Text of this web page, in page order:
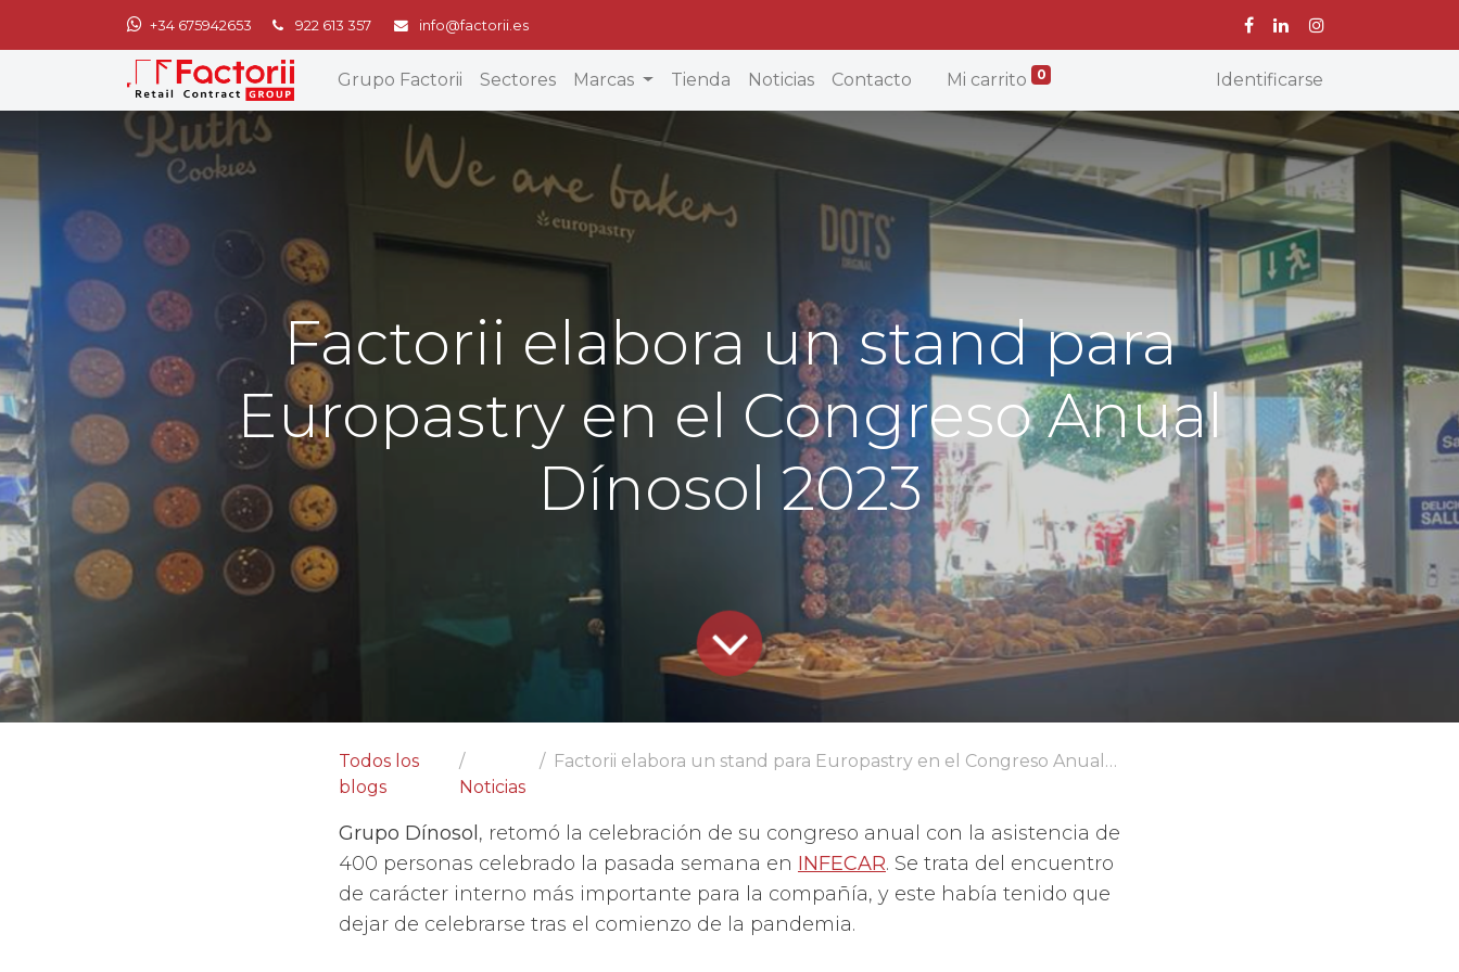
+34 675942653 922 613 357 info@factorii.es
Grupo Factorii Sectores Marcas Tienda Noticias Contacto Mi carrito 0 Identificarse
Factorii elabora un stand para
Europastry en el Congreso Anual
Dínosol 2023
Todos los
blogs
Noticias
Factorii elabora un stand para Europastry en el Congreso Anual Dínosol 2023
Grupo Dínosol, retomó la celebración de su congreso anual con la asistencia de
400 personas celebrado la pasada semana en INFECAR. Se trata del encuentro
de carácter interno más importante para la compañía, y este había tenido que
dejar de celebrarse tras el comienzo de la pandemia.